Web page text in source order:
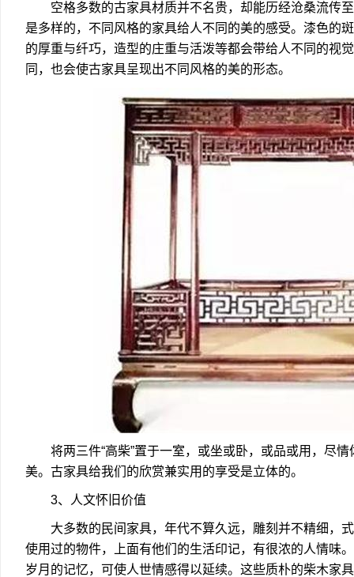
空格多数的古家具材质并不名贵，却能历经沧桑流传至
是多样的，不同风格的家具给人不同的美的感受。漆色的
的厚重与纤巧，造型的庄重与活泼等都会带给人不同的视
同，也会使古家具呈现出不同风格的美的形态。
将两三件“高柴”置于一室，或坐或卧，或品或用，尽情
美。古家具给我们的欣赏兼实用的享受是立体的。
3、人文怀旧价值
大多数的民间家具，年代不算久远，雕刻并不精细，式
使用过的物件，上面有他们的生活印记，有很浓的人情味
岁月的记忆，可使人世情感得以延续。这些质朴的柴木家